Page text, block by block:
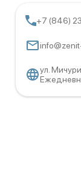
+7 (846)
ул.